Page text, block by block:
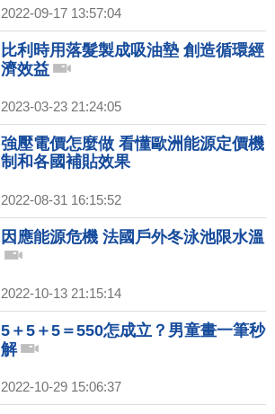
2022-09-17 13:57:04
比利時用落髮製成吸油墊 創造循環經
濟效益
2023-03-23 21:24:05
強壓電價怎麼做 看懂歐洲能源定價機
制和各國補貼效果
2022-08-31 16:15:52
因應能源危機 法國戶外冬泳池限水溫
2022-10-13 21:15:14
5＋5＋5＝550怎成立？男童畫一筆秒
解
2022-10-29 15:06:37